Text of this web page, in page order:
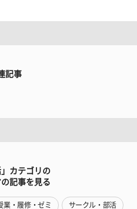
記事
」カテゴリの
記事を見る
業・履修・ゼミ サークル・部活